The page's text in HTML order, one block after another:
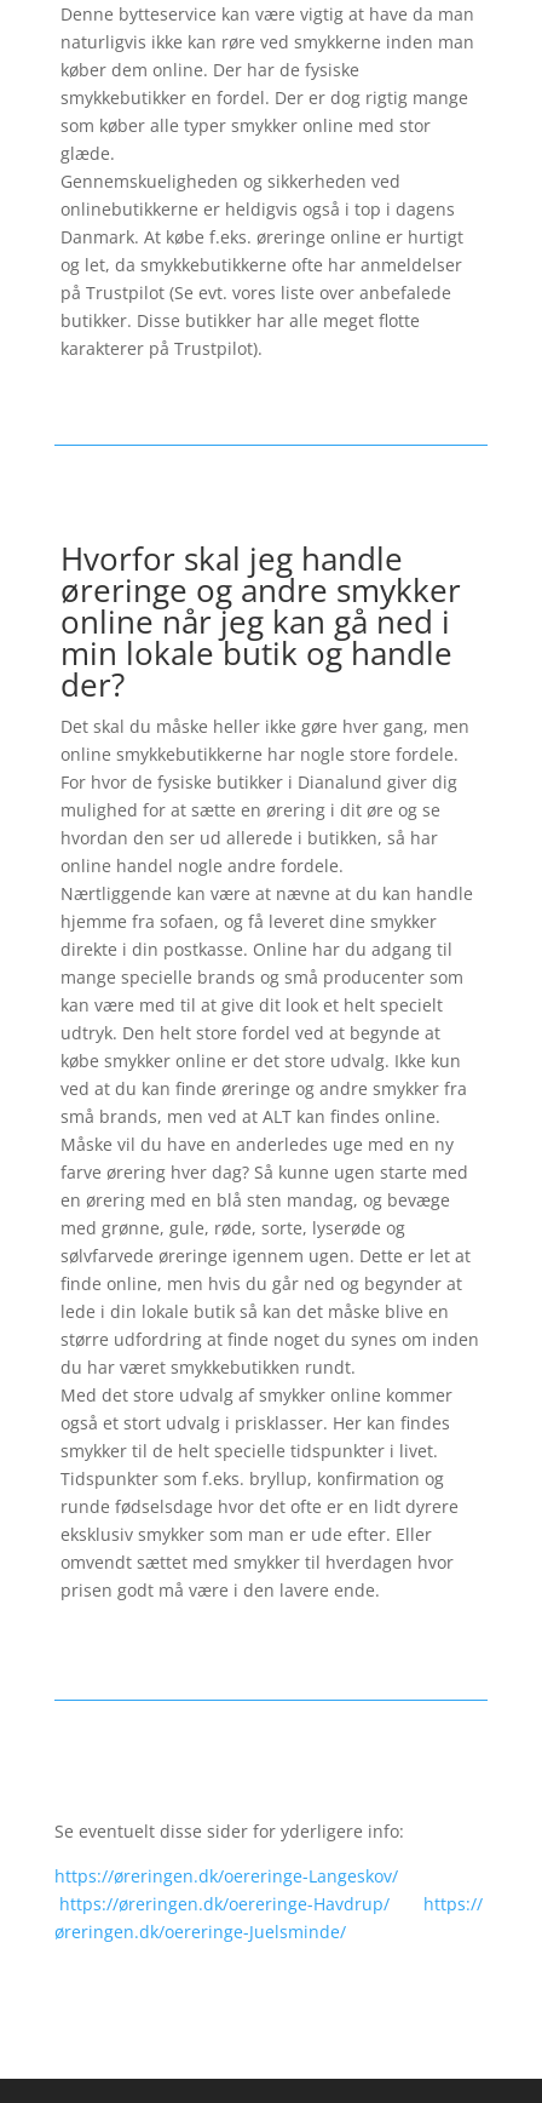
Denne bytteservice kan være vigtig at have da man
naturligvis ikke kan røre ved smykkerne inden man
køber dem online. Der har de fysiske
smykkebutikker en fordel. Der er dog rigtig mange
som køber alle typer smykker online med stor
glæde.
Gennemskueligheden og sikkerheden ved
onlinebutikkerne er heldigvis også i top i dagens
Danmark. At købe f.eks. øreringe online er hurtigt
og let, da smykkebutikkerne ofte har anmeldelser
på Trustpilot (Se evt. vores liste over anbefalede
butikker. Disse butikker har alle meget flotte
karakterer på Trustpilot).
Hvorfor skal jeg handle
øreringe og andre smykker
online når jeg kan gå ned i
min lokale butik og handle
der?
Det skal du måske heller ikke gøre hver gang, men
online smykkebutikkerne har nogle store fordele.
For hvor de fysiske butikker i Dianalund giver dig
mulighed for at sætte en ørering i dit øre og se
hvordan den ser ud allerede i butikken, så har
online handel nogle andre fordele.
Nærtliggende kan være at nævne at du kan handle
hjemme fra sofaen, og få leveret dine smykker
direkte i din postkasse. Online har du adgang til
mange specielle brands og små producenter som
kan være med til at give dit look et helt specielt
udtryk. Den helt store fordel ved at begynde at
købe smykker online er det store udvalg. Ikke kun
ved at du kan finde øreringe og andre smykker fra
små brands, men ved at ALT kan findes online.
Måske vil du have en anderledes uge med en ny
farve ørering hver dag? Så kunne ugen starte med
en ørering med en blå sten mandag, og bevæge
med grønne, gule, røde, sorte, lyserøde og
sølvfarvede øreringe igennem ugen. Dette er let at
finde online, men hvis du går ned og begynder at
lede i din lokale butik så kan det måske blive en
større udfordring at finde noget du synes om inden
du har været smykkebutikken rundt.
Med det store udvalg af smykker online kommer
også et stort udvalg i prisklasser. Her kan findes
smykker til de helt specielle tidspunkter i livet.
Tidspunkter som f.eks. bryllup, konfirmation og
runde fødselsdage hvor det ofte er en lidt dyrere
eksklusiv smykker som man er ude efter. Eller
omvendt sættet med smykker til hverdagen hvor
prisen godt må være i den lavere ende.
Se eventuelt disse sider for yderligere info:
https://øreringen.dk/oereringe-Langeskov/
https://øreringen.dk/oereringe-Havdrup/
https://
øreringen.dk/oereringe-Juelsminde/